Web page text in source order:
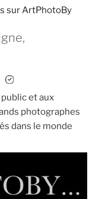
sur ArtPhotoBy
et aux
photographes
dans le monde